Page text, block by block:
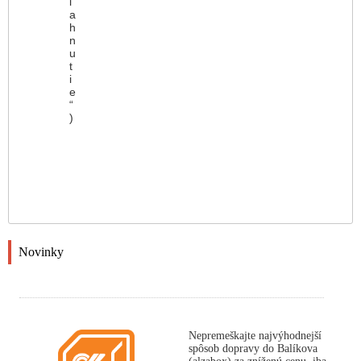
a
h
n
u
t
i
e
“
)
Novinky
Nepremeškajte najvýhodnejší
spôsob dopravy do Balíkova